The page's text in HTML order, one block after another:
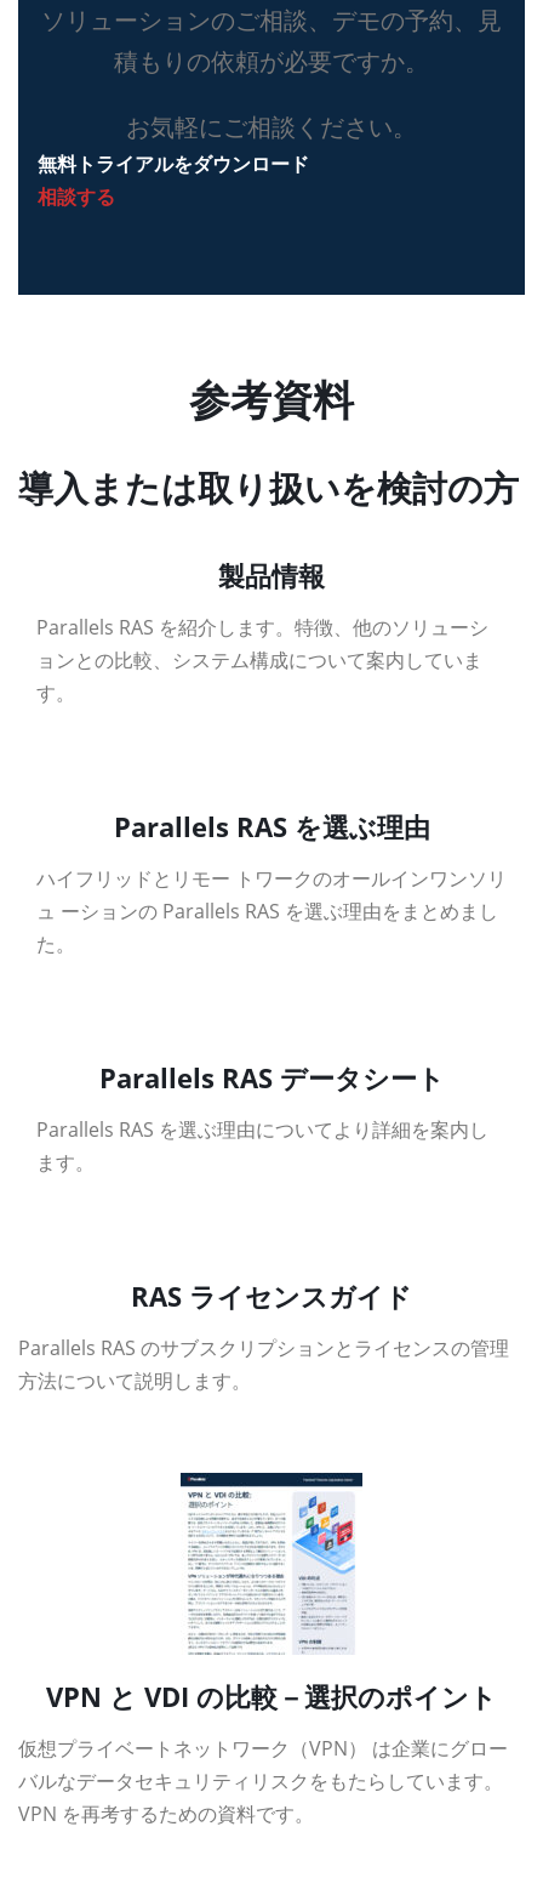
ソリューションのご相談、デモの予約、見
積もりの依頼が必要ですか。
お気軽にご相談ください。
無料トライアルをダウンロード
相談する
参考資料
導入または取り扱いを検討の方
製品情報
Parallels RAS を紹介します。特徴、他のソリューシ
ョンとの比較、システム構成について案内していま
す。
Parallels RAS を選ぶ理由
ハイフリッドとリモー トワークのオールインワンソリ
ュ ーションの Parallels RAS を選ぶ理由をまとめまし
た。
Parallels RAS データシート
Parallels RAS を選ぶ理由についてより詳細を案内し
ます。
RAS ライセンスガイド
Parallels RAS のサブスクリプションとライセンスの管理
方法について説明します。
VPN と VDI の比較－選択のポイント
仮想プライベートネットワーク（VPN） は企業にグロー
バルなデータセキュリティリスクをもたらしています。
VPN を再考するための資料です。